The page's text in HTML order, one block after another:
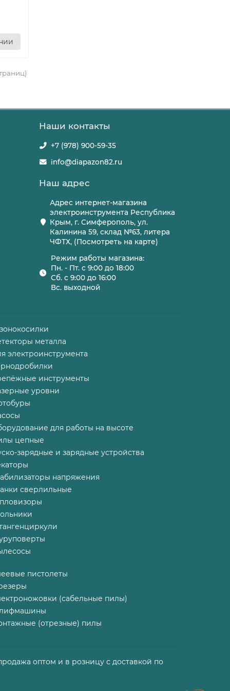
Наши контакты
+7 (978) 900-59-35
info@diapazon82.ru
Наш адрес
Адрес интернет-магазина
электроинструмента Республика
Крым, г. Симферополь, ул.
Калинина 59, склад №63, литера
ЧФТХ, (Посмотреть на карте)
Режим работы магазина:
Пн. - Пт. с 9:00 до 18:00
Сб. с 9:00 до 16:00
Вс. выходной
металла
электроинструмента
инструменты
уровни
для работы на высоте
цепные
зарядные и зарядные устройства
напряжения
сверлильные
пистолеты
(сабельные пилы)
(отрезные) пилы
оптом и в розницу с доставкой по